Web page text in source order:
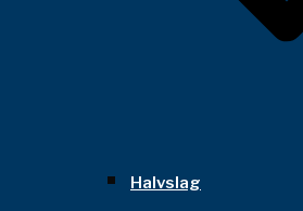
Halvslag